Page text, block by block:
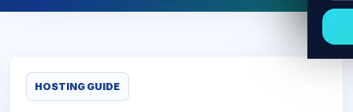
HOSTING GUIDE